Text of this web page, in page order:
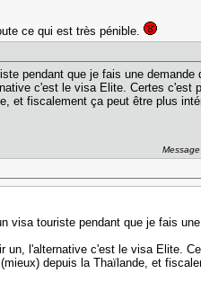
ce qui est très pénible.
pendant que je fais une demande
c'est le visa Elite. Certes c'est
et fiscalement ça peut être plus
visa touriste pendant que je fais
un, l'alternative c'est le visa Elite.
depuis la Thaïlande, et